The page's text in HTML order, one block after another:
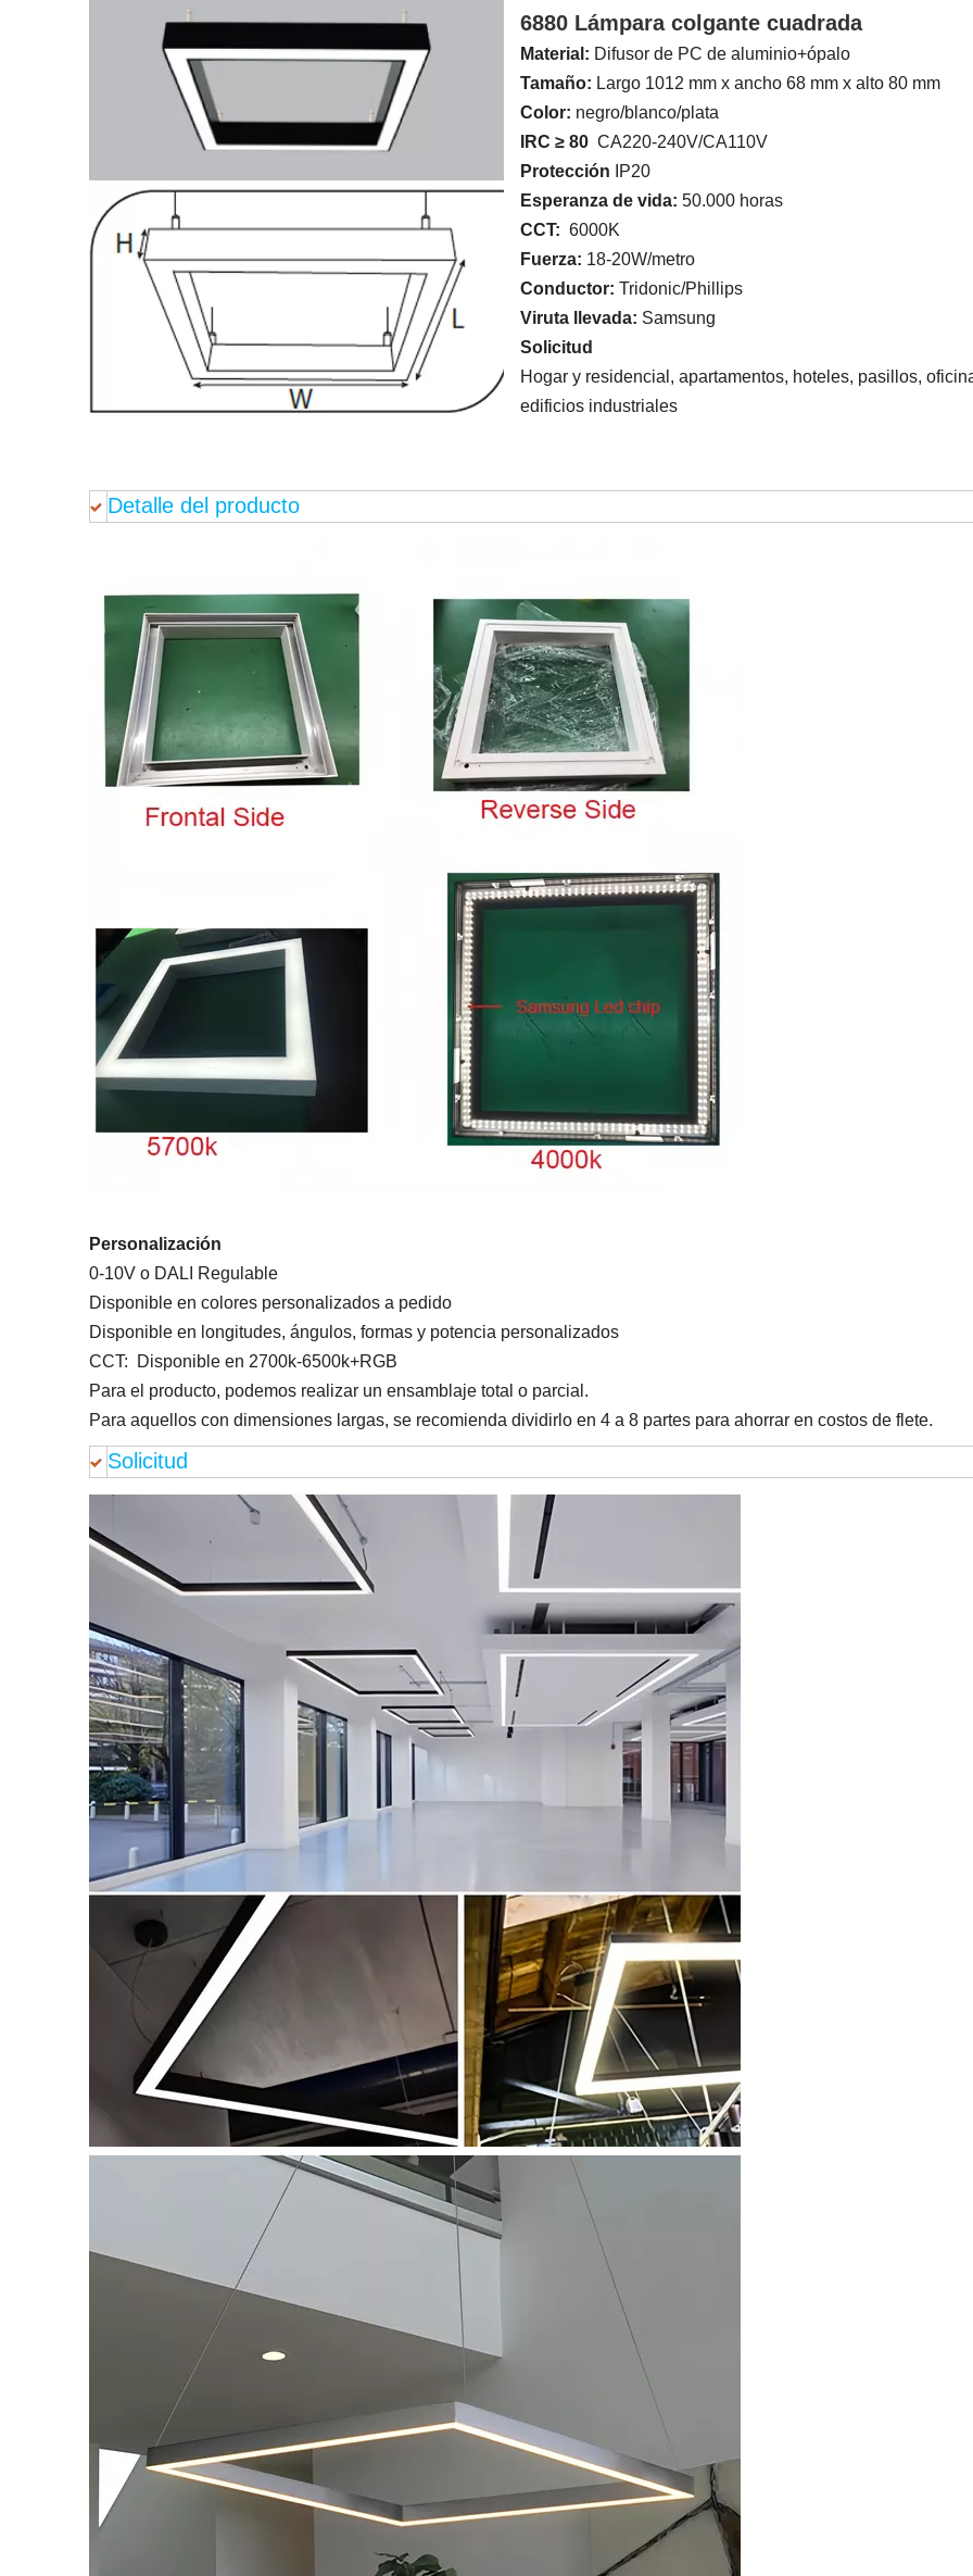
6880 Lámpara colgante cuadrada
Material: Difusor de PC de aluminio+ópalo
Tamaño: Largo 1012 mm x ancho 68 mm x alto 80 mm
Color: negro/blanco/plata
IRC ≥ 80 CA220-240V/CA110V
Protección
IP20
Esperanza de vida: 50.000 horas
CCT: 6000K
Fuerza: 18-20W/metro
Conductor: Tridonic/Phillips
Viruta llevada: Samsung
Solicitud
Hogar y residencial, apartamentos, hoteles, pasillos,
edificios industriales
Detalle del producto
Personalización
0-10V o DALI Regulable
Disponible en colores personalizados a pedido
Disponible en longitudes, ángulos, formas y potencia personalizados
CCT: Disponible en 2700k-6500k+RGB
Para el producto, podemos realizar un ensamblaje total o parcial.
Para aquellos con dimensiones largas, se recomienda dividirlo en 4 a 8 partes para ahorrar en costos de flete.
Solicitud